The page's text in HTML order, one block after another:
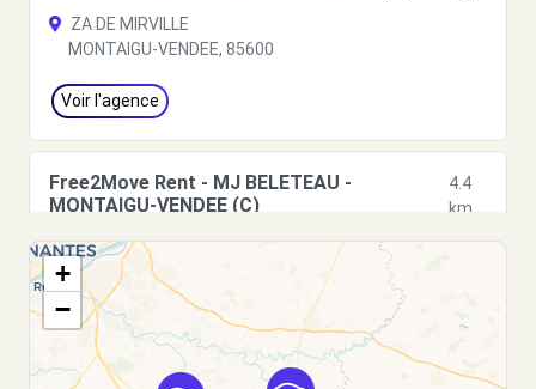
ZA DE MIRVILLE
MONTAIGU-VENDEE, 85600
Voir l'agence
Free2Move Rent - MJ BELETEAU -
MONTAIGU-VENDEE (C)
4.4
km
89 RUE DURIVUM
MONTAIGU-VENDEE, 85600
Voir l'agence
+
−